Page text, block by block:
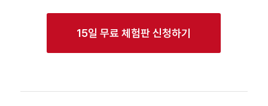
15일 무료 체험판 신청하기